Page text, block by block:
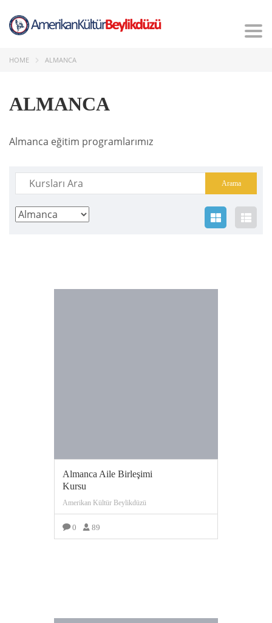
HOME ALMANCA
ALMANCA
Almanca eğitim programlarımız
Almanca Aile Birleşimi
Kursu
Amerikan Kültür Beylikdüzü
0 89